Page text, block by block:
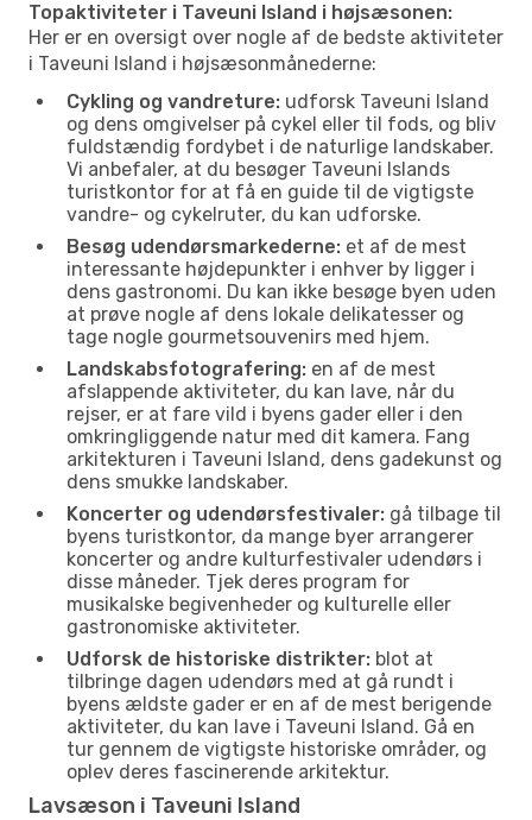
Topaktiviteter i Taveuni Island i højsæsonen:
Her er en oversigt over nogle af de bedste aktiviteter
i Taveuni Island i højsæsonmånederne:
Cykling og vandreture: udforsk Taveuni Island
og dens omgivelser på cykel eller til fods, og bliv
fuldstændig fordybet i de naturlige landskaber.
Vi anbefaler, at du besøger Taveuni Islands
turistkontor for at få en guide til de vigtigste
vandre- og cykelruter, du kan udforske.
Besøg udendørsmarkederne: et af de mest
interessante højdepunkter i enhver by ligger i
dens gastronomi. Du kan ikke besøge byen uden
at prøve nogle af dens lokale delikatesser og
tage nogle gourmetsouvenirs med hjem.
Landskabsfotografering: en af de mest
afslappende aktiviteter, du kan lave, når du
rejser, er at fare vild i byens gader eller i den
omkringliggende natur med dit kamera. Fang
arkitekturen i Taveuni Island, dens gadekunst og
dens smukke landskaber.
Koncerter og udendørsfestivaler: gå tilbage til
byens turistkontor, da mange byer arrangerer
koncerter og andre kulturfestivaler udendørs i
disse måneder. Tjek deres program for
musikalske begivenheder og kulturelle eller
gastronomiske aktiviteter.
Udforsk de historiske distrikter: blot at
tilbringe dagen udendørs med at gå rundt i
byens ældste gader er en af de mest berigende
aktiviteter, du kan lave i Taveuni Island. Gå en
tur gennem de vigtigste historiske områder, og
oplev deres fascinerende arkitektur.
Lavsæson i Taveuni Island